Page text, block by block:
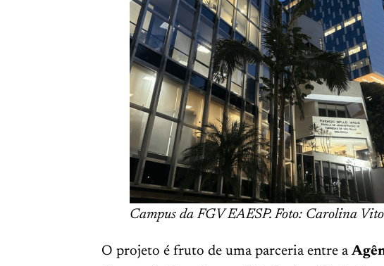
Campus da FGV EAESP. Foto: Carolina
O projeto é fruto de uma parceria entre a